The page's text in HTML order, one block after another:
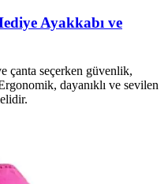
Ayakkabı ve
çanta seçerken güvenlik,
dayanıklı ve sevilen